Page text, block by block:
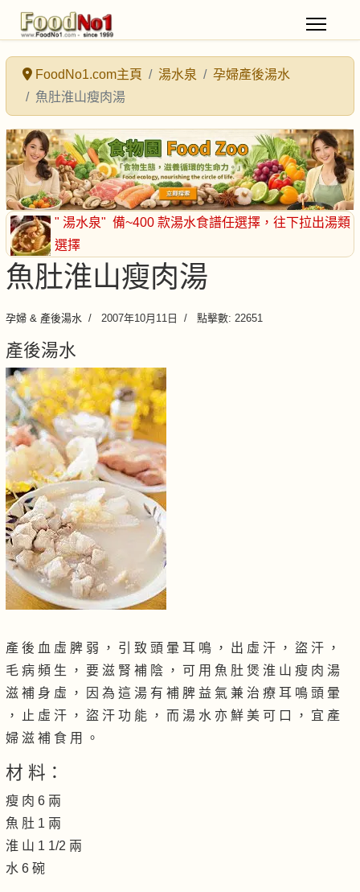
FoodNo1.com主頁 湯水泉
孕婦產後湯水
魚肚淮山瘦肉湯
" 湯水泉" 備~400 款湯水食譜任選擇 ，往下拉出湯類
選擇
魚肚淮山瘦肉湯
孕婦 & 產後湯水 2007年10月11日 點擊數: 22651
產後湯水
產 後 血 虛 脾 弱 ， 引 致 頭 暈 耳 鳴 ， 出 虛 汗 ， 盜 汗 ，
毛 病 頻 生 ， 要 滋 腎 補 陰 ， 可 用 魚 肚 煲 淮 山 瘦 肉 湯
滋 補 身 虛 ， 因 為 這 湯 有 補 脾 益 氣 兼 治 療 耳 鳴 頭 暈
， 止 虛 汗 ， 盜 汗 功 能 ， 而 湯 水 亦 鮮 美 可 口 ， 宜 產
婦 滋 補 食 用 。
材 料：
瘦 肉 6 兩
魚 肚 1 兩
淮 山 1 1/2 兩
水 6 碗